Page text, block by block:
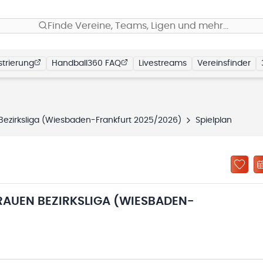
Finde Vereine, Teams, Ligen und mehr…
Handball360 FAQ Livestreams Vereinsfinder
(Wiesbaden-Frankfurt 2025/2026) Spielplan
BEZIRKSLIGA (WIESBADEN-